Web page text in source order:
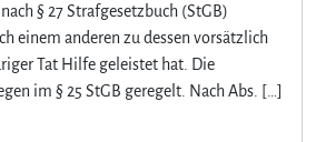
§ 27 Strafgesetzbuch (StGB)
einem anderen zu dessen vorsätzlich
Tat Hilfe geleistet hat. Die
im § 25 StGB geregelt. Nach Abs. […]